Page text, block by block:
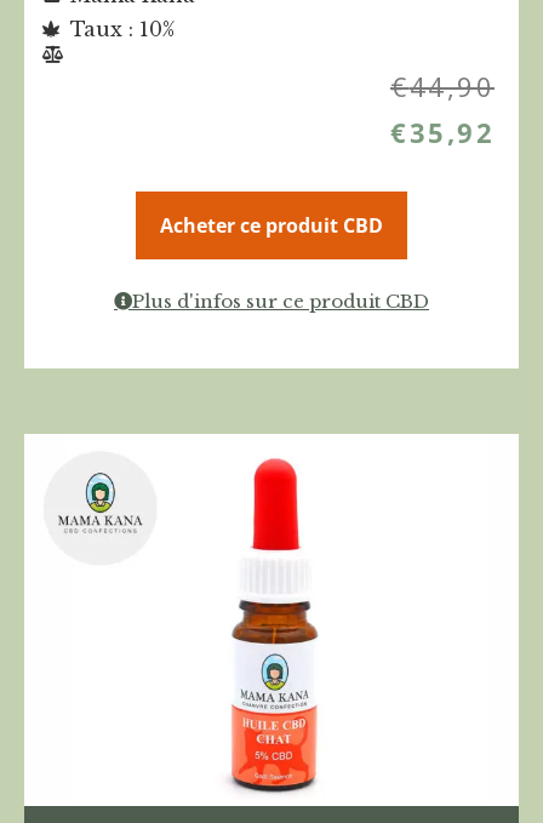
Taux : 10%
€44,90
€35,92
Acheter ce produit CBD
Plus d'infos sur ce produit CBD